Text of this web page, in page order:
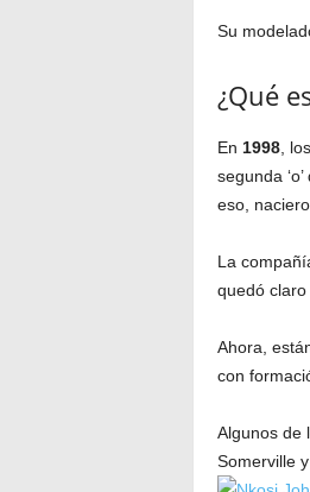
Su
¿Qué
En 1998,
segunda ‘o’
eso,
La
quedó
Ahora,
con
Algunos de
Somerville